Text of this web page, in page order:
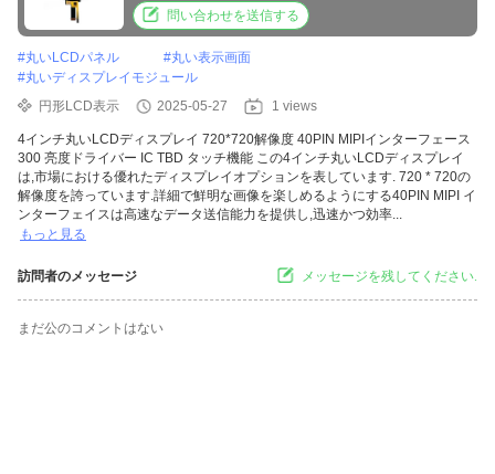
問い合わせを送信する
#丸いLCDパネル #丸い表示画面
#丸いディスプレイモジュール
円形LCD表示
2025-05-27 1 views
4インチ丸いLCDディスプレイ 720*720解像度 40PIN MIPIインターフェース
300 亮度ドライバー IC TBD タッチ機能 この4インチ丸いLCDディスプレイ
は,市場における優れたディスプレイオプションを表しています. 720 * 720の
解像度を誇っています.詳細で鮮明な画像を楽しめるようにする40PIN MIPI イ
ンターフェイスは高速なデータ送信能力を提供し,迅速かつ効率...
もっと見る
訪問者のメッセージ メッセージを残してください.
まだ公のコメントはない